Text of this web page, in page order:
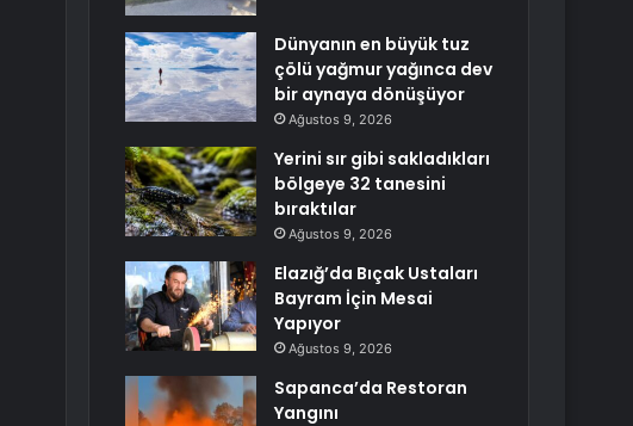
Dünyanın en büyük tuz
çölü yağmur yağınca dev
bir aynaya dönüşüyor
Ağustos 9, 2026
Yerini sır gibi sakladıkları
bölgeye 32 tanesini
bıraktılar
Ağustos 9, 2026
Elazığ’da Bıçak Ustaları
Bayram İçin Mesai
Yapıyor
Ağustos 9, 2026
Sapanca’da Restoran
Yangını